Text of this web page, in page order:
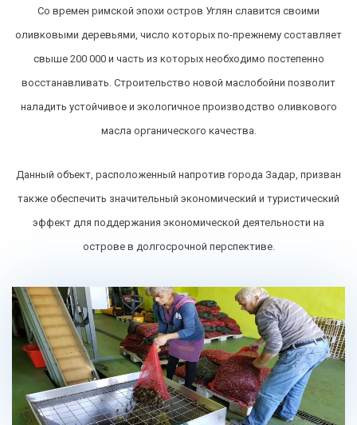
Со времен римской эпохи остров Углян славится своими
оливковыми деревьями, число которых по-прежнему составляет
свыше 200 000 и часть из которых необходимо постепенно
восстанавливать. Строительство новой маслобойни позволит
наладить устойчивое и экологичное производство оливкового
масла органического качества.
Данный объект, расположенный напротив города Задар, призван
также обеспечить значительный экономический и туристический
эффект для поддержания экономической деятельности на
острове в долгосрочной перспективе.